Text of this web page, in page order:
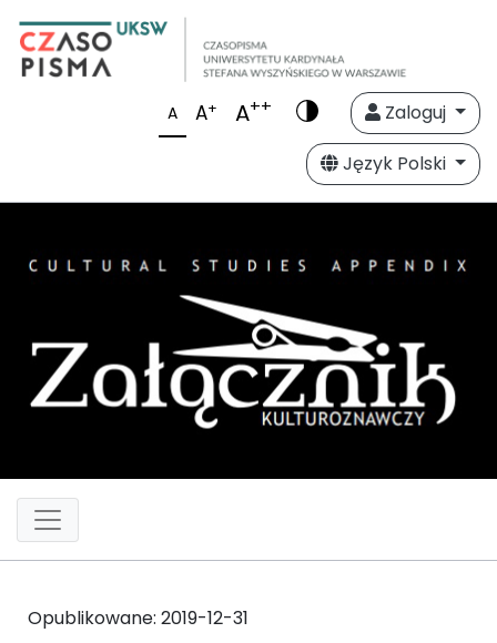
A A+ A++
Zaloguj
Język Polski
Opublikowane: 2019-12-31